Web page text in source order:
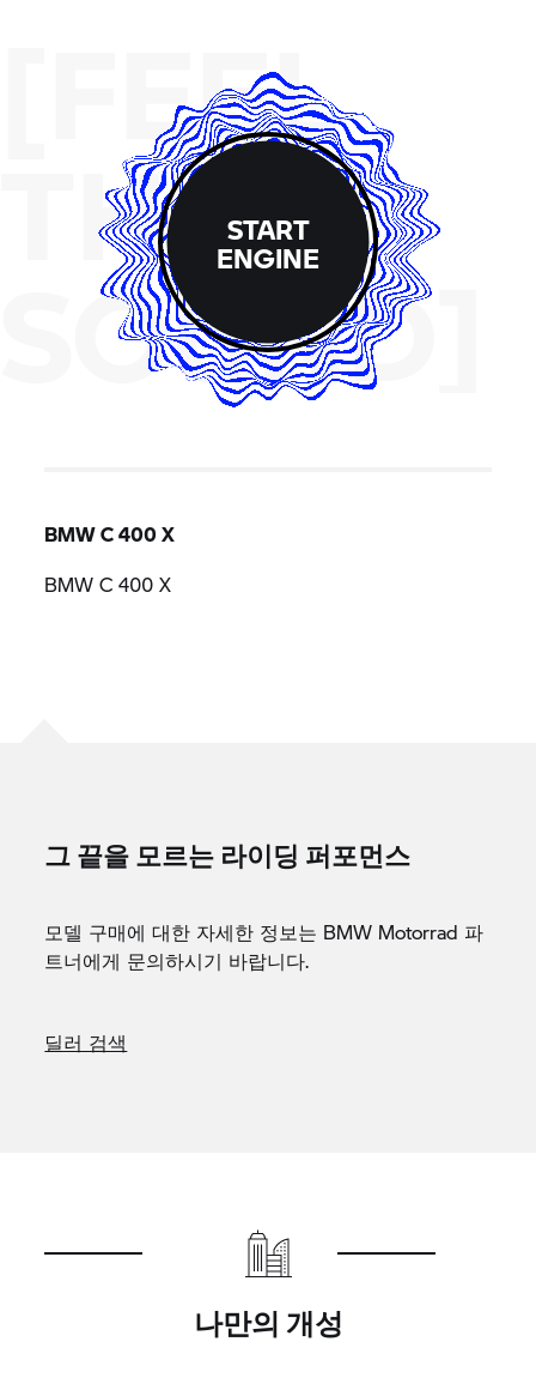
[FEEL
THE
SOUND]
START
ENGINE
BMWC 400 X
BMWC 400 X
그 끝을 모르는 라이딩 퍼포먼스
모델 구매에 대한 자세한 정보는 BMW Motorrad 파
트너에게 문의하시기 바랍니다.
딜러 검색
나만의 개성